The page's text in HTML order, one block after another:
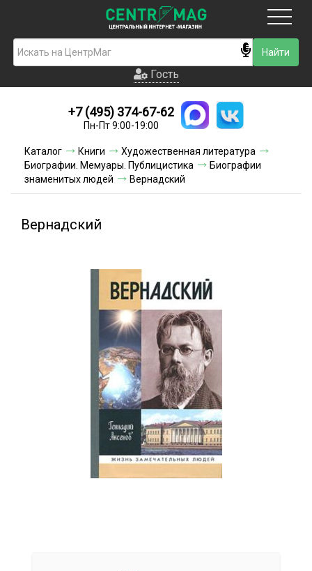
Гость
Новинки
Условия доставки
Условия оплаты
Гость
+7 (495) 374-67-62
Пн-Пт 9:00-19:00
Каталог Книги
Художественная литература
Биографии. Мемуары. Публицистика
Биографии
знаменитых людей
Вернадский
Вернадский